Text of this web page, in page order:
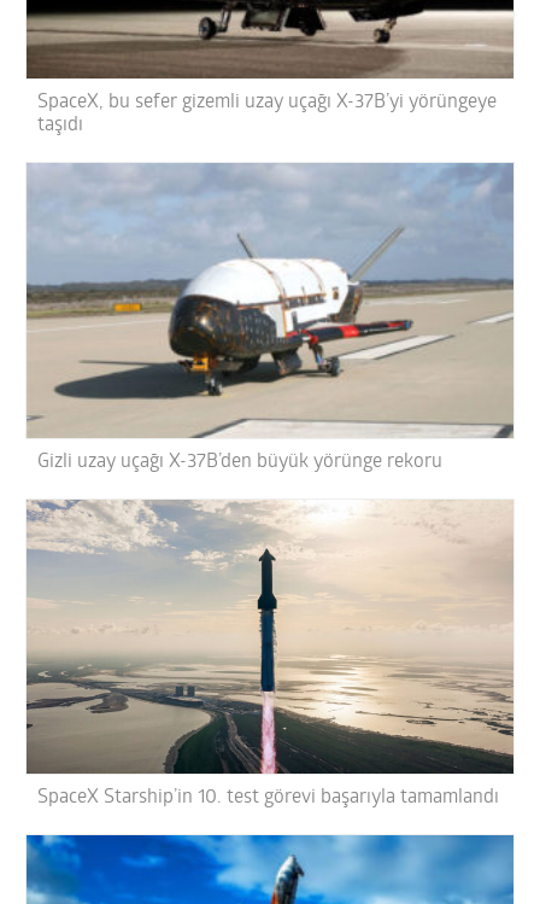
SpaceX, bu sefer gizemli uzay uçağı X-37B’yi yörüngeye
taşıdı
Gizli uzay uçağı X-37B’den büyük yörünge rekoru
SpaceX Starship’in 10. test görevi başarıyla tamamlandı